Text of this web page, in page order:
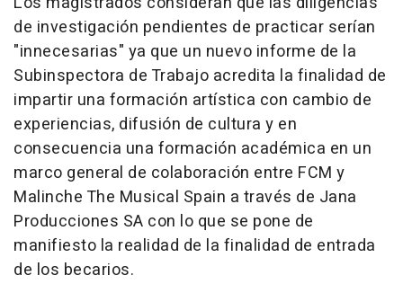
de investigación pendientes de practicar serían
"innecesarias" ya que un nuevo informe de la
Subinspectora de Trabajo acredita la finalidad de
impartir una formación artística con cambio de
experiencias, difusión de cultura y en
consecuencia una formación académica en un
marco general de colaboración entre FCM y
Malinche The Musical Spain a través de Jana
Producciones SA con lo que se pone de
manifiesto la realidad de la finalidad de entrada
de los becarios.